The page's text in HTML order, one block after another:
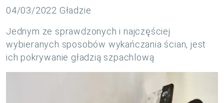
04/03/2022 Gładzie
Jednym ze sprawdzonych i najczęściej
wybieranych sposobów wykańczania ścian, jest
ich pokrywanie gładzią szpachlową